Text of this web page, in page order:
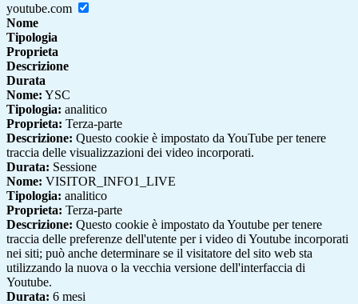
youtube.com
Nome
Tipologia
Proprieta
Descrizione
Durata
Nome: YSC
Tipologia: analitico
Proprieta: Terza-parte
Descrizione: Questo cookie è impostato da YouTube per tenere
traccia delle visualizzazioni dei video incorporati.
Durata: Sessione
Nome: VISITOR_INFO1_LIVE
Tipologia: analitico
Proprieta: Terza-parte
Descrizione: Questo cookie è impostato da Youtube per tenere
traccia delle preferenze dell'utente per i video di Youtube incorporati
nei siti; può anche determinare se il visitatore del sito web sta
utilizzando la nuova o la vecchia versione dell'interfaccia di
Youtube.
Durata: 6 mesi